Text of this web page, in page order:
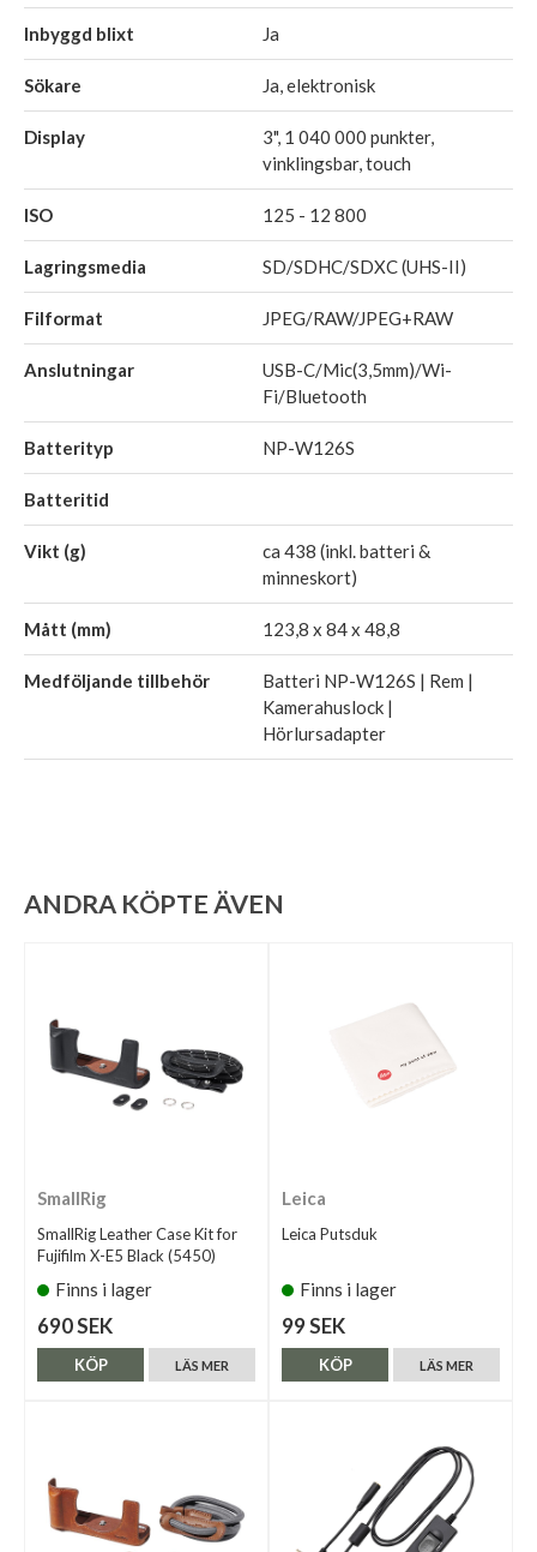
Inbyggd blixt Ja
Sökare Ja, elektronisk
Display
3", 1 040 000 punkter,
vinklingsbar, touch
ISO 125 - 12 800
Lagringsmedia SD/SDHC/SDXC (UHS-II)
Filformat JPEG/RAW/JPEG+RAW
Anslutningar
USB-C/Mic(3,5mm)/Wi-
Fi/Bluetooth
Batterityp NP-W126S
Batteritid
Vikt (g)
ca 438 (inkl. batteri &
minneskort)
Mått (mm) 123,8 x 84 x 48,8
Medföljande tillbehör
Batteri NP-W126S | Rem |
Kamerahuslock |
Hörlursadapter
ANDRA KÖPTE ÄVEN
SmallRig
SmallRig Leather Case Kit for
Fujifilm X-E5 Black (5450)
Finns i lager
690 SEK
LÄS MER
KÖP
Leica
Leica Putsduk
Finns i lager
99 SEK
LÄS MER
KÖP